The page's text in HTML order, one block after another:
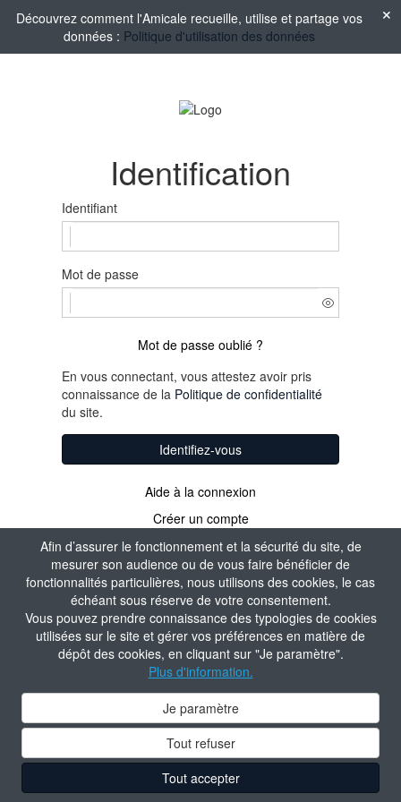
Afin d’assurer le fonctionnement et la sécurité du site, de
mesurer son audience ou de vous faire bénéficier de
fonctionnalités particulières, nous utilisons des cookies, le cas
échéant sous réserve de votre consentement.
Vous pouvez prendre connaissance des typologies de cookies
utilisées sur le site et gérer vos préférences en matière de
dépôt des cookies, en cliquant sur "Je paramètre".
Plus d'information.
Je paramètre
Tout refuser
Tout accepter
Découvrez comment l'Amicale recueille, utilise et partage vos
données : Politique d'utilisation des données
Identification
Identifiant
Mot de passe
Mot de passe oublié ?
En vous connectant, vous attestez avoir pris
connaissance de la Politique de confidentialité
du site.
Identifiez-vous
Aide à la connexion
Créer un compte